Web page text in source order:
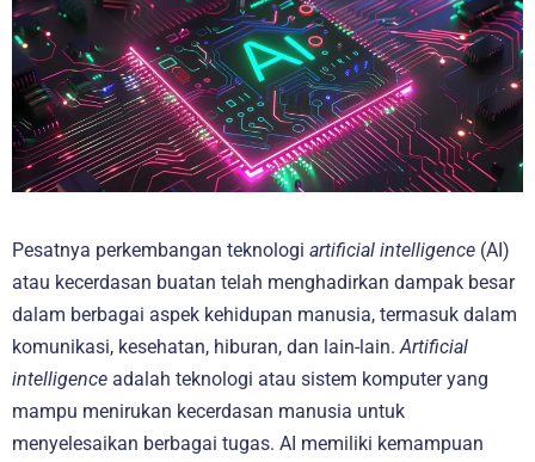
Pesatnya perkembangan teknologi artificial intelligence (AI)
atau kecerdasan buatan telah menghadirkan dampak besar
dalam berbagai aspek kehidupan manusia, termasuk dalam
komunikasi, kesehatan, hiburan, dan lain-lain.Artificial
intelligence adalah teknologi atau sistem komputer yang
mampu menirukan kecerdasan manusia untuk
menyelesaikan berbagai tugas. AI memiliki kemampuan